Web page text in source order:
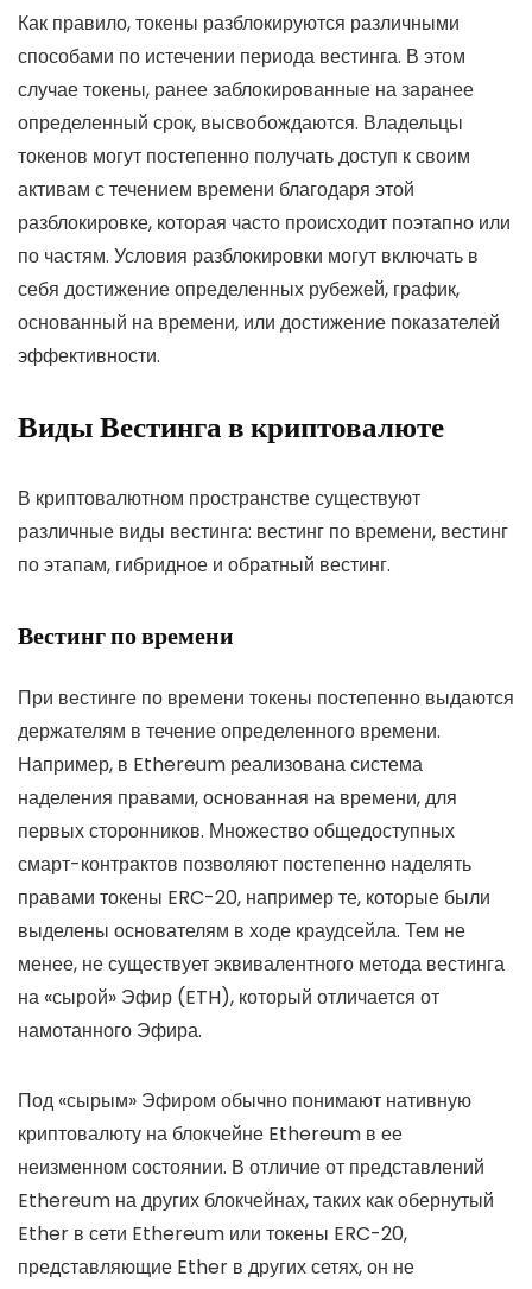
Как правило, токены разблокируются различными
способами по истечении периода вестинга. В этом
случае токены, ранее заблокированные на заранее
определенный срок, высвобождаются. Владельцы
токенов могут постепенно получать доступ к своим
активам с течением времени благодаря этой
разблокировке, которая часто происходит поэтапно или
по частям. Условия разблокировки могут включать в
себя достижение определенных рубежей, график,
основанный на времени, или достижение показателей
эффективности.
Виды Вестинга в криптовалюте
В криптовалютном пространстве существуют
различные виды вестинга: вестинг по времени, вестинг
по этапам, гибридное и обратный вестинг.
Вестинг по времени
При вестинге по времени токены постепенно выдаются
держателям в течение определенного времени.
Например, в Ethereum реализована система
наделения правами, основанная на времени, для
первых сторонников. Множество общедоступных
смарт-контрактов позволяют постепенно наделять
правами токены ERC-20, например те, которые были
выделены основателям в ходе краудсейла. Тем не
менее, не существует эквивалентного метода вестинга
на «сырой» Эфир (ETH), который отличается от
намотанного Эфира.
Под «сырым» Эфиром обычно понимают нативную
криптовалюту на блокчейне Ethereum в ее
неизменном состоянии. В отличие от представлений
Ethereum на других блокчейнах, таких как обернутый
Ether в сети Ethereum или токены ERC-20,
представляющие Ether в других сетях, он не